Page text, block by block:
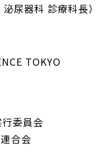
尿器科 診療科長）
TOKYO
委員会
合会